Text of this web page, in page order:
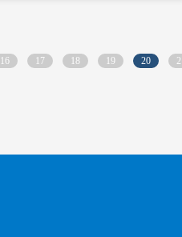
16 17 18 19 20